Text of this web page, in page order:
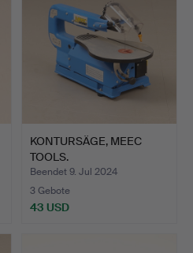
KONTURSÄGE, MEEC
TOOLS.
Beendet 9. Jul 2024
3 Gebote
43 USD